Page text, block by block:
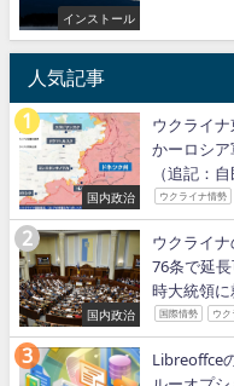
インストール
人気記事
国内政治
ウクライ
かーロシ
（追記：
ウクライナ情勢
国内政治
ウクライ
76条で延
時大統領
国際情勢 ウ
Libreoffce